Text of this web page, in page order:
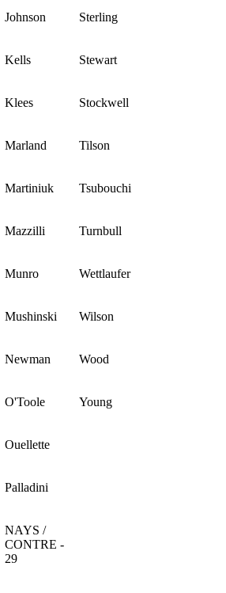
Johnson Sterling
Kells Stewart
Klees Stockwell
Marland Tilson
Martiniuk Tsubouchi
Mazzilli Turnbull
Munro Wettlaufer
Mushinski Wilson
Newman Wood
O'Toole Young
Ouellette
Palladini
NAYS /
CONTRE -
29